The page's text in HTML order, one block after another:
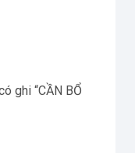
ghi “CẦN BỔ